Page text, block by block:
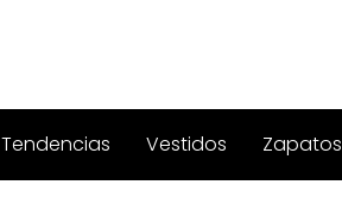
Tendencias Vestidos Zapatos